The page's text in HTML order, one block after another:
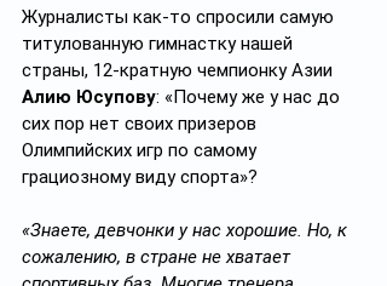
Журналисты как-то спросили самую
титулованную гимнастку нашей
страны, 12-кратную чемпионку Азии
Алию Юсупову: «Почему же у нас до
сих пор нет своих призеров
Олимпийских игр по самому
грациозному виду спорта»?
«Знаете, девчонки у нас хорошие. Но, к
сожалению, в стране не хватает